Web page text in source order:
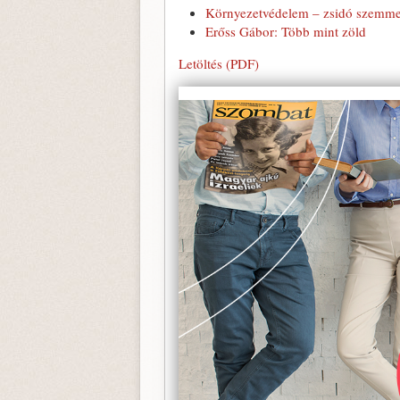
Környezetvédelem – zsidó
Erőss Gábor: Több mint zöld
Letöltés (PDF)